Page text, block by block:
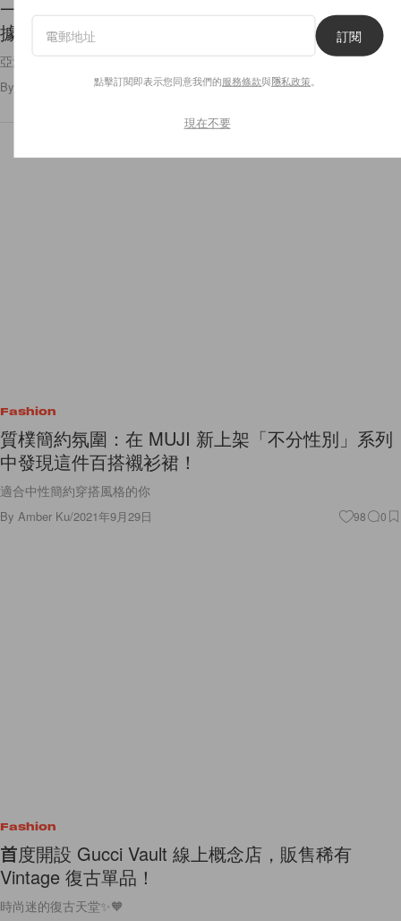
一登場討論爆棚：Dior Bobby 新成員，下款 It Bag
據說揹起來顯瘦！
亞洲女生版本的 Dior Bobby 🖤太想要了！
By 2021年9月29日
Fashion
質樸簡約氛圍：在 MUJI 新上架「不分性別」系列
中發現這件百搭襯衫裙！
適合中性簡約穿搭風格的你
By Amber Ku/2021年9月29日 98 0
Fashion
首度開設 Gucci Vault 線上概念店，販售稀有
Vintage 復古單品！
時尚迷的復古天堂✨🧡
訂閱
點擊訂閱即表示您同意我們的服務條款與隱私政策
現在不要